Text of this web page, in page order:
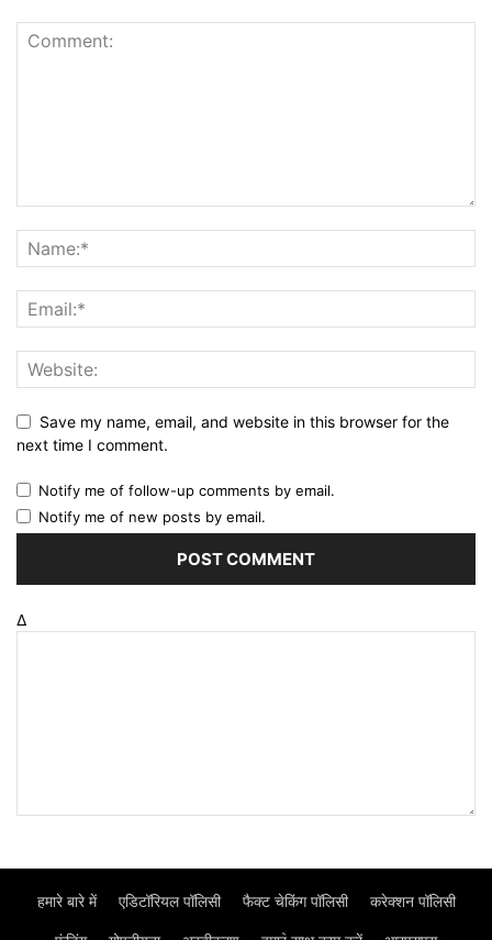
Save my name, email, and website in this browser for the
next time I comment.
Notify me of follow-up comments by email.
Notify me of new posts by email.
Δ
हमारे बारे में एडिटॉरियल पॉलिसी फैक्ट चेकिंग पॉलिसी करेक्शन पॉलिसी